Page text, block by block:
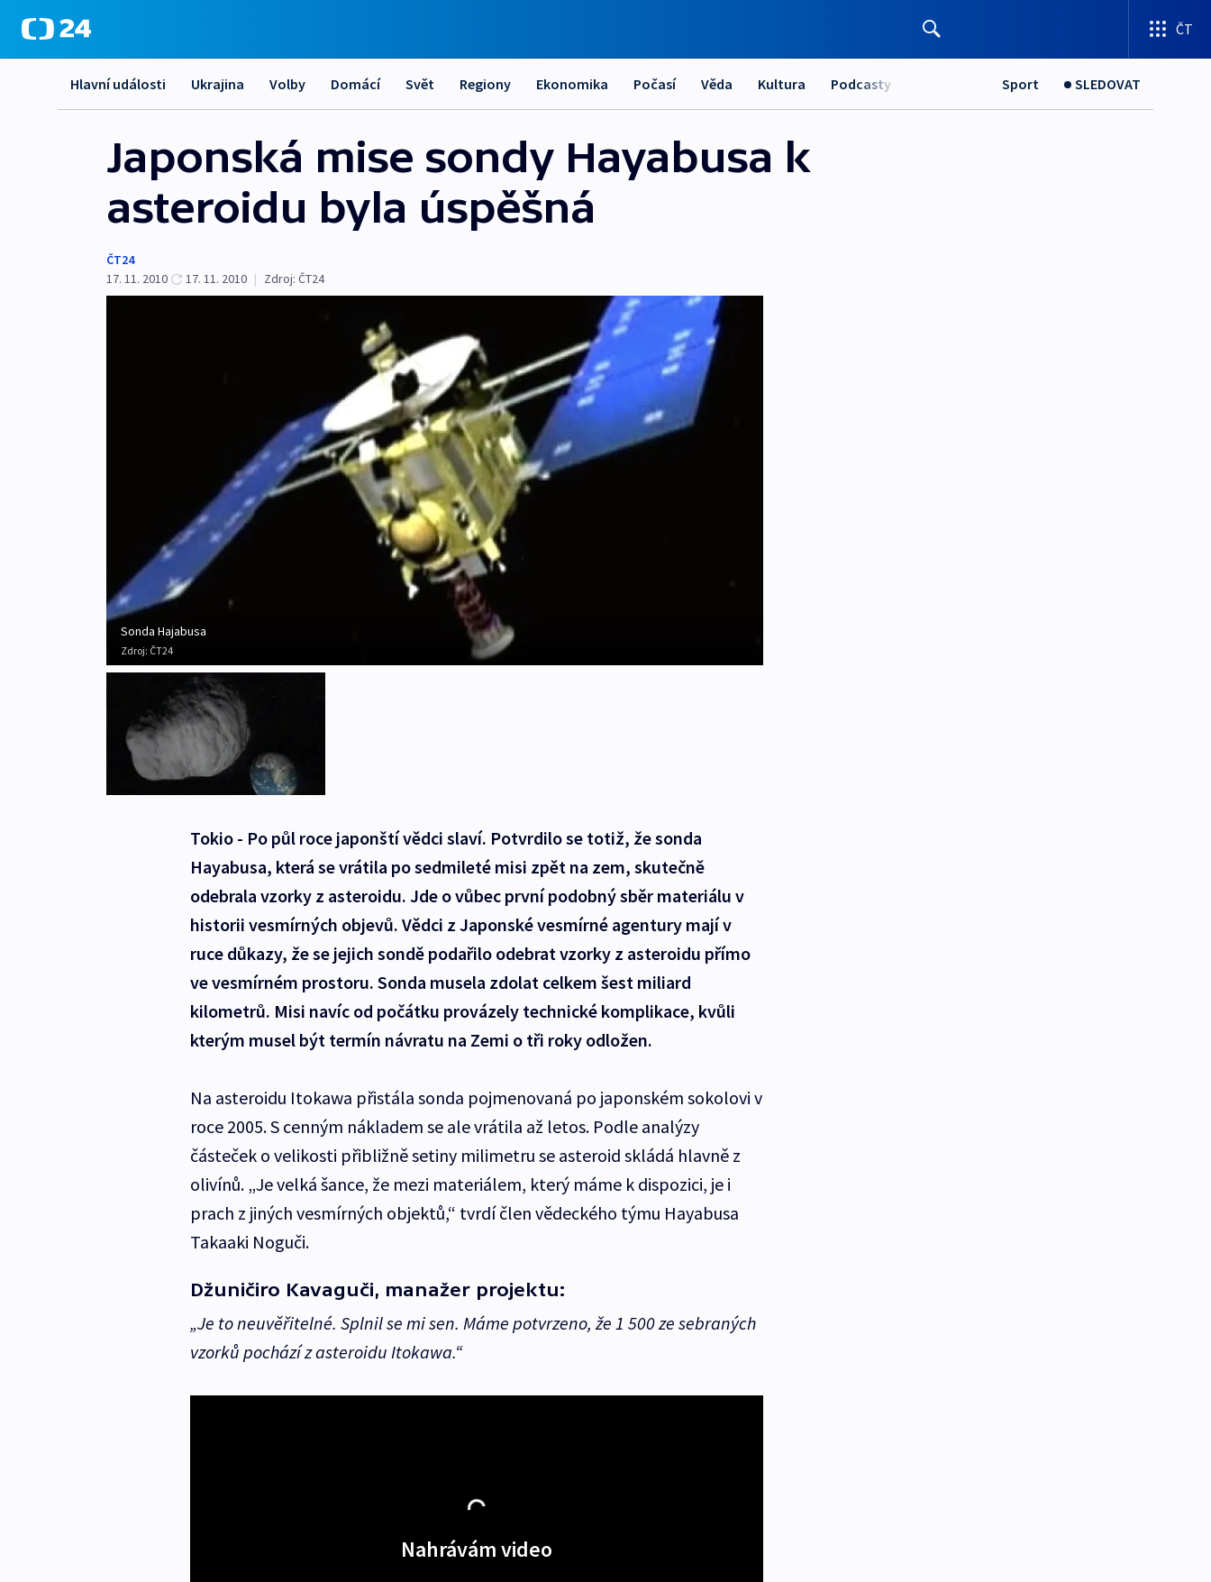
ČT
Hlavní události Ukrajina Volby Domácí Svět Regiony Ekonomika Počasí Věda Kultura Podcasty Sport SLEDOVAT
Japonská mise sondy Hayabusa k
asteroidu byla úspěšná
ČT24
17. 11. 2010
17. 11. 2010 | Zdroj: ČT24
Sonda Hajabusa
Zdroj: ČT24
Tokio - Po půl roce japonští vědci slaví. Potvrdilo se totiž, že sonda
Hayabusa, která se vrátila po sedmileté misi zpět na zem, skutečně
odebrala vzorky z asteroidu. Jde o vůbec první podobný sběr materiálu v
historii vesmírných objevů. Vědci z Japonské vesmírné agentury mají v
ruce důkazy, že se jejich sondě podařilo odebrat vzorky z asteroidu přímo
ve vesmírném prostoru. Sonda musela zdolat celkem šest miliard
kilometrů. Misi navíc od počátku provázely technické komplikace, kvůli
kterým musel být termín návratu na Zemi o tři roky odložen.
Na asteroidu Itokawa přistála sonda pojmenovaná po japonském sokolovi v
roce 2005. S cenným nákladem se ale vrátila až letos. Podle analýzy
částeček o velikosti přibližně setiny milimetru se asteroid skládá hlavně z
olivínů. „Je velká šance, že mezi materiálem, který máme k dispozici, je i
prach z jiných vesmírných objektů,“ tvrdí člen vědeckého týmu Hayabusa
Takaaki Noguči.
Džuničiro Kavaguči, manažer projektu:
„Je to neuvěřitelné. Splnil se mi sen. Máme potvrzeno, že 1 500 ze sebraných
vzorků pochází z asteroidu Itokawa.“
Nahrávám video